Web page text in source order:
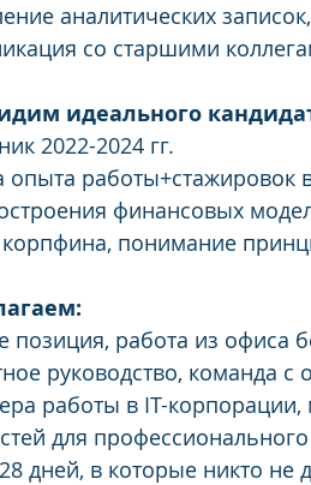
аналитических
со старшими
идеального
2022-2024 гг.
опыта работы+стажировок
финансовых
понимание
работа из офиса
руководство, команда с
работы в IT-
для
дней, в которые никто не